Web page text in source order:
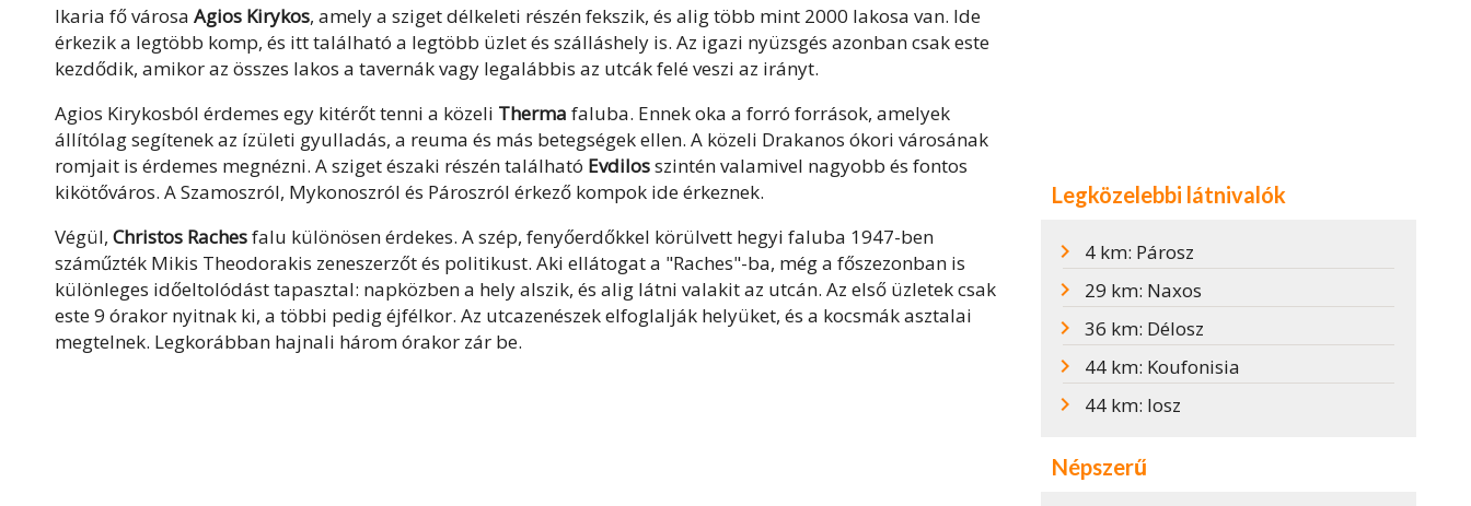
Ikaria fő városa Agios Kirykos, amely a sziget délkeleti részén fekszik, és alig több mint 2000 lakosa van. Ide
érkezik a legtöbb komp, és itt található a legtöbb üzlet és szálláshely is. Az igazi nyüzsgés azonban csak este
kezdődik, amikor az összes lakos a tavernák vagy legalábbis az utcák felé veszi az irányt.
Agios Kirykosból érdemes egy kitérőt tenni a közeli Therma faluba. Ennek oka a forró források, amelyek
állítólag segítenek az ízületi gyulladás, a reuma és más betegségek ellen. A közeli Drakanos ókori városának
romjait is érdemes megnézni. A sziget északi részén található Evdilosszintén valamivel nagyobb és fontos
kikötőváros. A Szamoszról, Mykonoszról és Pároszról érkező kompok ide érkeznek.
Végül, Christos Rachesfalu különösen érdekes. A szép, fenyőerdőkkel körülvett hegyi faluba 1947-ben
száműzték Mikis Theodorakis zeneszerzőt és politikust. Aki ellátogat a "Raches"-ba, még a főszezonban is
különleges időeltolódást tapasztal: napközben a hely alszik, és alig látni valakit az utcán. Az első üzletek csak
este 9 órakor nyitnak ki, a többi pedig éjfélkor. Az utcazenészek elfoglalják helyüket, és a kocsmák asztalai
megtelnek. Legkorábban hajnali három órakor zár be.
Legközelebbi látnivalók
4 km: Párosz
29 km: Naxos
36 km: Délosz
44 km: Koufonisia
44 km: Iosz
Népszerű